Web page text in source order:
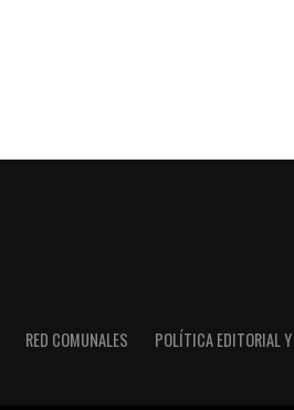
RED COMUNALES POLÍTICA EDITORIAL